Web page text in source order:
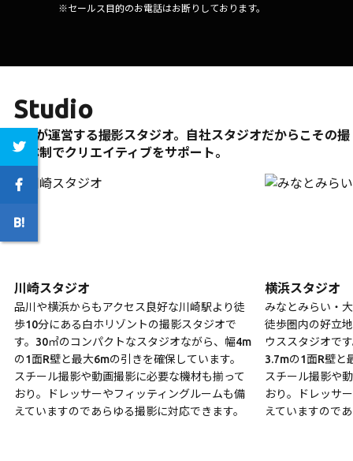
※セールス目的のお電話はお断りしております。
Studio
296が運営する撮影スタジオ。自社スタジオだからこその撮
影体制でクリエイティブをサポート。
川崎スタジオ
品川や横浜からもアクセス良好な川崎駅より徒
歩10分にある白ホリゾントの撮影スタジオで
す。30㎡のコンパクトなスタジオながら、幅4m
の1面R壁と最大6mの引きを確保しています。
スチール撮影や動画撮影に必要な機材も揃って
おり。ドレッサーやフィッティングルームも備
えていますのであらゆる撮影に対応できます。
横浜スタジオ
みなとみらい・
徒歩圏内の好立
ウススタジオで
3.7mの1面R壁と
スチール撮影や
おり。ドレッサ
えていますので